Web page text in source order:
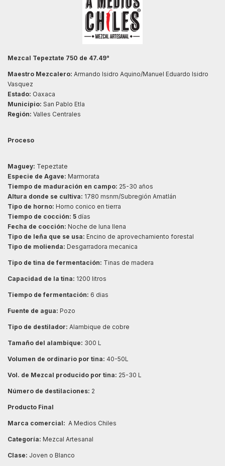
Mezcal Tepeztate 750 de 47.49°
Maestro Mezcalero: Armando Isidro Aquino/Manuel Eduardo Isidro
Vasquez
Estado: Oaxaca
Municipio: San Pablo Etla
Región: Valles Centrales
Proceso
Maguey: Tepeztate
Especie de Agave: Marmorata
Tiempo de maduración en campo: 25-30 años
Altura donde se cultiva: 1780 msnm/Subregión Amatlán
Tipo de horno: Horno conico en tierra
Tiempo de cocción: 5 días
Fecha de cocción: Noche de luna llena
Tipo de leña que se usa: Encino de aprovechamiento forestal
Tipo de molienda: Desgarradora mecanica
Tipo de tina de fermentación: Tinas de madera
Capacidad de la tina: 1200 litros
Tiempo de fermentación: 6 dias
Fuente de agua: Pozo
Tipo de destilador: Alambique de cobre
Tamaño del alambique: 300 L
Volumen de ordinario por tina: 40-50L
Vol. de Mezcal producido por tina: 25-30 L
Número de destilaciones: 2
Producto Final
Marca comercial: A Medios Chiles
Categoría: Mezcal Artesanal
Clase: Joven o Blanco